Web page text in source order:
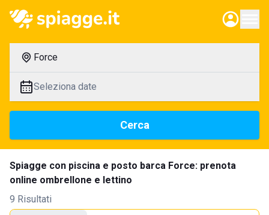
Force
Seleziona date
Cerca
Spiagge con piscina e posto barca Force: prenota
online ombrellone e lettino
9 Risultati